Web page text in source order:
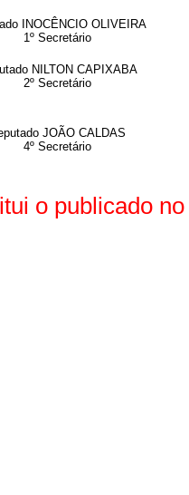
INOCÊNCIO OLIVEIRA
1º Secretário
NILTON CAPIXABA
2º Secretário
JOÃO CALDAS
4º Secretário
o publicado